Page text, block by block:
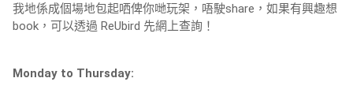
我地係成個場地包起哂俾你哋玩架，唔駛share，如果有興趣想
book，可以透過 ReUbird 先網上查詢！
Monday to Thursday: